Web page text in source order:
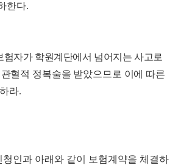
한다.
험자가 학원계단에서 넘어지는 사고로
혈적 정복술을 받았으므로 이에 따른
라.
청인과 아래와 같이 보험계약을 체결하